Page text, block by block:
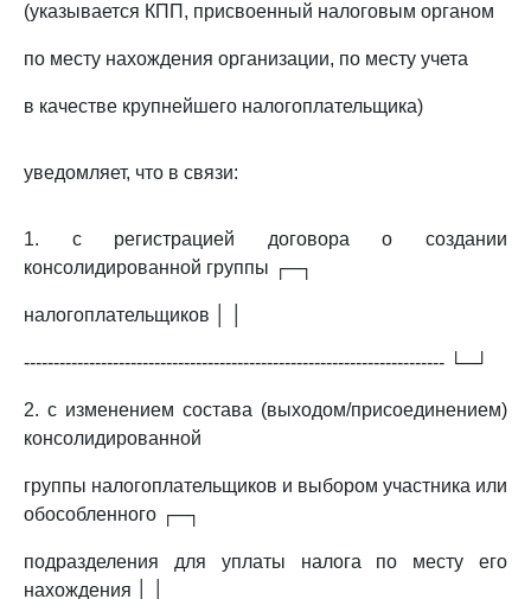
(указывается КПП, присвоенный налоговым органом
по месту нахождения организации, по месту учета
в качестве крупнейшего налогоплательщика)
уведомляет, что в связи:
1. с регистрацией договора о создании
консолидированной группы ┌─┐
налогоплательщиков │ │
----------------------------------------------------------------------- └─┘
2. с изменением состава (выходом/присоединением)
консолидированной
группы налогоплательщиков и выбором участника или
обособленного ┌─┐
подразделения для уплаты налога по месту его
нахождения │ │